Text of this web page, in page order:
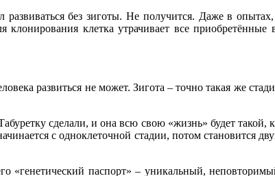
без зиготы. Не получится. Даже в
клонирования клетка утрачивает все
развиться не может. Зигота – точно такая же
сделали, и она всю свою «жизнь» будет такой,
с одноклеточной стадии, потом становится
«генетический паспорт» – уникальный,